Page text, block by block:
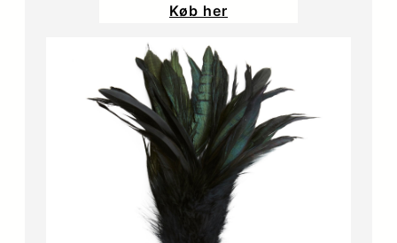
pris
var:
149,00 kr..126,65 kr..
Køb her